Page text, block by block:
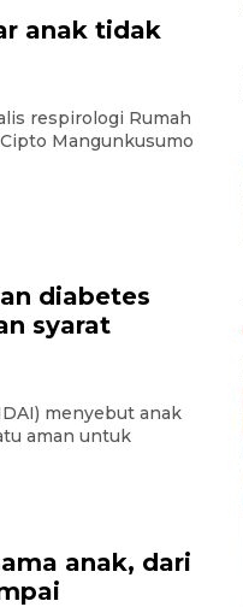
anak tidak
respirologi Rumah
Mangunkusumo
diabetes
syarat
menyebut anak
aman untuk
anak, dari